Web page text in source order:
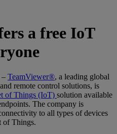
a free IoT
– TeamViewer®, a leading global
remote control solutions, is
of Things (IoT) solution available
The company is
to all types of devices
of Things.